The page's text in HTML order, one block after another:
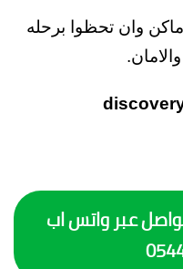
تحظو برحله
واتس اب